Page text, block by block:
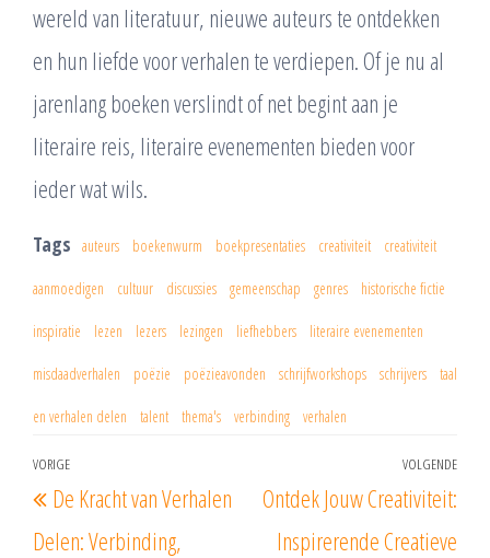
wereld van literatuur, nieuwe auteurs te ontdekken
en hun liefde voor verhalen te verdiepen. Of je nu al
jarenlang boeken verslindt of net begint aan je
literaire reis, literaire evenementen bieden voor
ieder wat wils.
Tags auteurs boekenwurm boekpresentaties creativiteit creativiteit
aanmoedigen cultuur discussies gemeenschap genres historische fictie
inspiratie lezen lezers lezingen liefhebbers literaire evenementen
misdaadverhalen poëzie poëzieavonden schrijfworkshops schrijvers taal
en verhalen delen talent thema's verbinding verhalen
Berichtnavigatie
Vorig
bericht
VORIGE
De Kracht van Verhalen
Delen: Verbinding,
VOLGENDE
Ontdek Jouw Creativiteit:
Inspirerende Creatieve